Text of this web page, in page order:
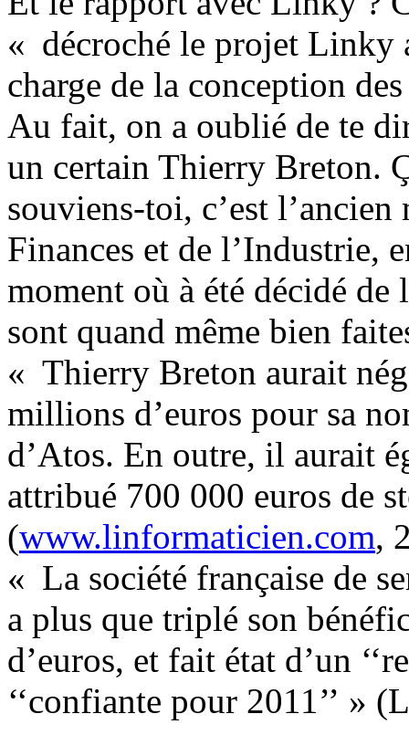
« décroché le projet Linky
charge de la conception
Au fait, on a oublié de te
un certain Thierry Breton.
souviens-toi, c’est
Finances et de l’Industrie,
moment où à été décidé
sont quand même bien
« Thierry Breton aurait
millions d’euros pour sa
d’Atos. En outre, il aurait
attribué 700 000 euros de
(www.linformaticien.com,
« La société française de
a plus que triplé son
d’euros, et fait état d’un
‘‘confiante pour 2011’’ »